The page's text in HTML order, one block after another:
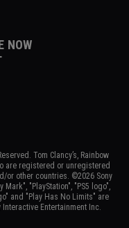
NOW
Tom Clancy’s, Rainbow
are registered or unregistered
or other countries. ©2026 Sony
"PlayStation", "PS5 logo",
and "Play Has No Limits" are
Entertainment Inc.